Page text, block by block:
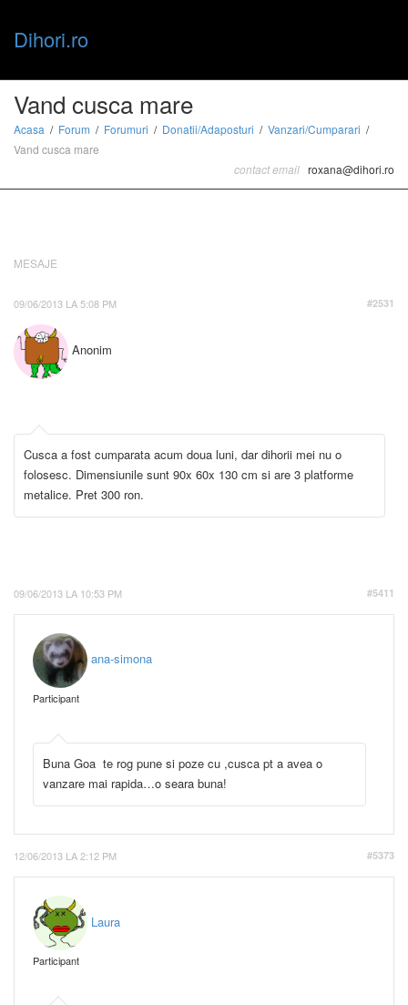
Dihori.ro
Vand cusca mare
Acasa Forum Forumuri Donatii/Adaposturi
Vanzari/Cumparari
Vand cusca mare
contact email roxana@dihori.ro
MESAJE
09/06/2013 LA 5:08 PM #2531
Anonim
Cusca a fost cumparata acum doua luni, dar dihorii mei nu o
folosesc. Dimensiunile sunt 90x 60x 130 cm si are 3 platforme
metalice. Pret 300 ron.
09/06/2013 LA 10:53 PM #5411
ana-simona
Participant
Buna Goa te rog pune si poze cu ,cusca pt a avea o
vanzare mai rapida…o seara buna!
12/06/2013 LA 2:12 PM #5373
Laura
Participant